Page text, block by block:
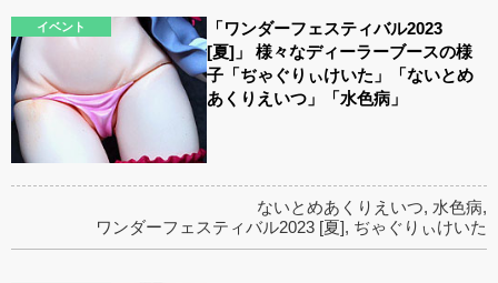
イベント
「ワンダーフェスティバル2023
[夏]」 様々なディーラーブースの様
子「ぢゃぐりぃけいた」「ないとめ
あくりえいつ」「水色病」
ないとめあくりえいつ, 水色病,
ワンダーフェスティバル2023 [夏], ぢゃぐりぃけいた